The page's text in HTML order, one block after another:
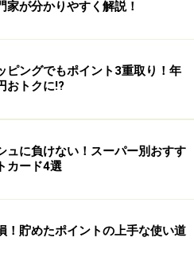
は
。最新の内容をご確認くださ
供を目的としており、特定の金融
ではありません。
なご判断はご自身の責任において
いては十分に配慮しております
はなく、これに基づく損失・損害
を負いません。
必ず各金融機関やサービス提供者
家が分かりやすく解説！
ピングでもポイント3重取り！年
おトクに!?
ュに負けない！スーパー別おすす
カード4選
！貯めたポイントの上手な使い道